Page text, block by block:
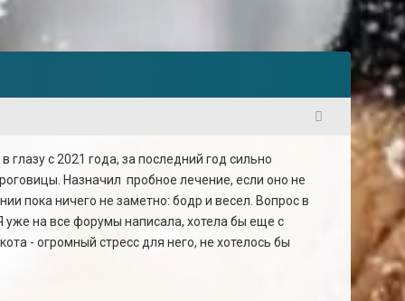
с 2021 года, за последний год сильно
Назначил пробное лечение, если оно не
пока ничего не заметно: бодр и весел. Вопрос в
уже на все форумы написала, хотела бы еще с
- огромный стресс для него, не хотелось бы